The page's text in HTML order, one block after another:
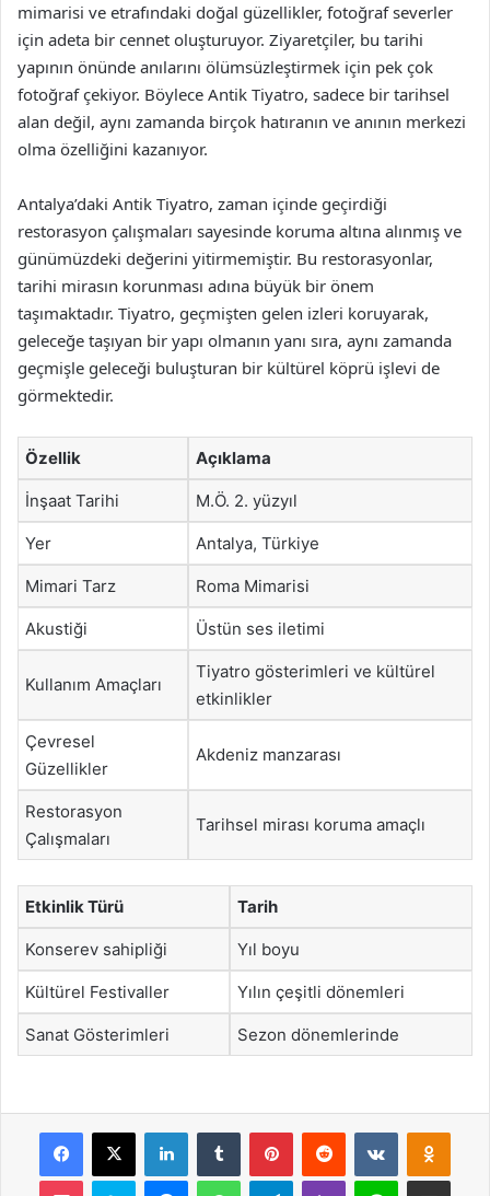
mimarisi ve etrafındaki doğal güzellikler, fotoğraf severler
için adeta bir cennet oluşturuyor. Ziyaretçiler, bu tarihi
yapının önünde anılarını ölümsüzleştirmek için pek çok
fotoğraf çekiyor. Böylece Antik Tiyatro, sadece bir tarihsel
alan değil, aynı zamanda birçok hatıranın ve anının merkezi
olma özelliğini kazanıyor.
Antalya’daki Antik Tiyatro, zaman içinde geçirdiği
restorasyon çalışmaları sayesinde koruma altına alınmış ve
günümüzdeki değerini yitirmemiştir. Bu restorasyonlar,
tarihi mirasın korunması adına büyük bir önem
taşımaktadır. Tiyatro, geçmişten gelen izleri koruyarak,
geleceğe taşıyan bir yapı olmanın yanı sıra, aynı zamanda
geçmişle geleceği buluşturan bir kültürel köprü işlevi de
görmektedir.
Özellik Açıklama
İnşaat Tarihi M.Ö. 2. yüzyıl
Yer Antalya, Türkiye
Mimari Tarz Roma Mimarisi
Akustiği Üstün ses iletimi
Kullanım Amaçları
Tiyatro gösterimleri ve kültürel
etkinlikler
Çevresel
Güzellikler
Akdeniz manzarası
Restorasyon
Çalışmaları
Tarihsel mirası koruma amaçlı
Etkinlik Türü Tarih
Konserev sahipliği Yıl boyu
Kültürel Festivaller Yılın çeşitli dönemleri
Sanat Gösterimleri Sezon dönemlerinde
Facebook
X LinkedInTumblr PinterestReddit VKontakte
Pocket Skype MessengerWhatsAppTelegramViber Line E-Posta ile